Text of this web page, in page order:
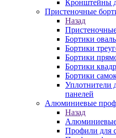
Кронштейны
Пристеночные
Назад
Бортики
Бортики
Бортики
Бортики
Бортики
Уплотнители
панелей
Алюминиевые
Назад
Профили для